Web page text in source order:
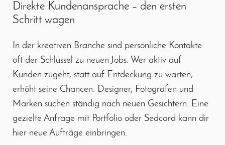
Direkte Kundenansprache – den ersten
Schritt wagen
In der kreativen Branche sind persönliche Kontakte
oft der Schlüssel zu neuen Jobs. Wer aktiv auf
Kunden zugeht, statt auf Entdeckung zu warten,
erhöht seine Chancen. Designer, Fotografen und
Marken suchen ständig nach neuen Gesichtern. Eine
gezielte Anfrage mit Portfolio oder Sedcard kann dir
hier neue Aufträge einbringen.